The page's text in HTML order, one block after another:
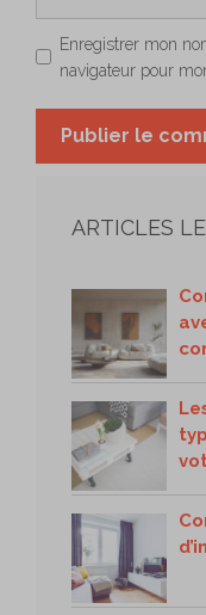
Enregistrer mon
navigateur pour
ARTICLES